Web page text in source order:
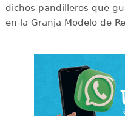
dichos pandilleros que
en la Granja Modelo de